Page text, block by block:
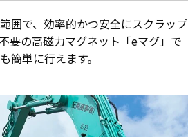
囲で、効率的かつ安全にスクラップ
要の高磁力マグネット「eマグ」で
簡単に行えます。